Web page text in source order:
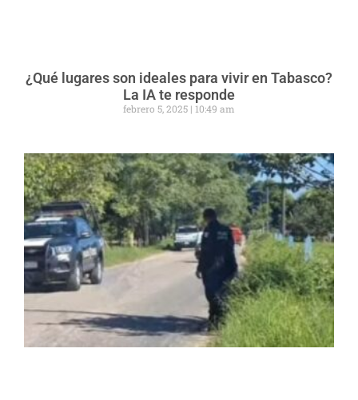
¿Qué lugares son ideales para vivir en Tabasco?
La IA te responde
febrero 5, 2025 10:49 am